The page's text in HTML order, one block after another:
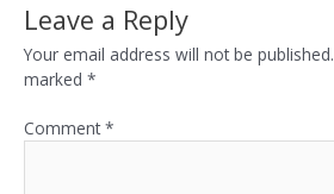
Leave a Reply
Your email address will not be published.
marked *
Comment*